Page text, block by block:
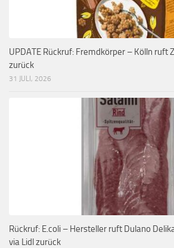
UPDATE Rückruf: Fremdkörper – Kölln ruft
zurück
31 JULI, 2026
Rückruf: E.coli – Hersteller ruft Dulano
via Lidl zurück